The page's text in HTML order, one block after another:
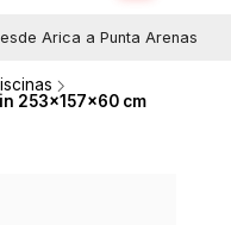
Arica a Punta Arenas
253x157x60 cm